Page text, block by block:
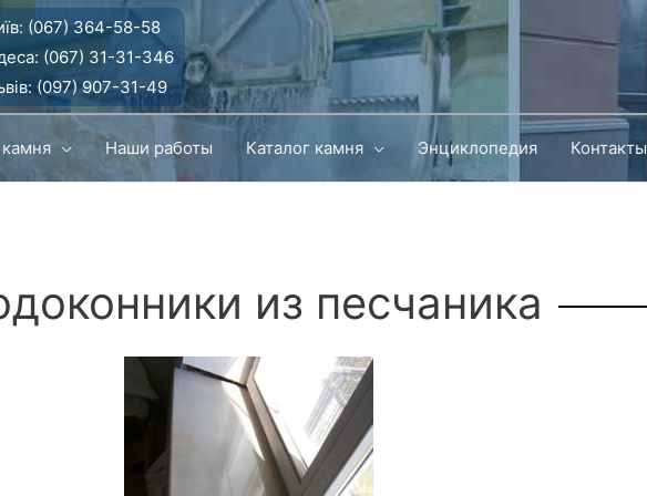
(067) 364-58-58
(067) 31-31-346
(097) 907-31-49
Наши работы Каталог камня Энциклопедия Контакты
из песчаника